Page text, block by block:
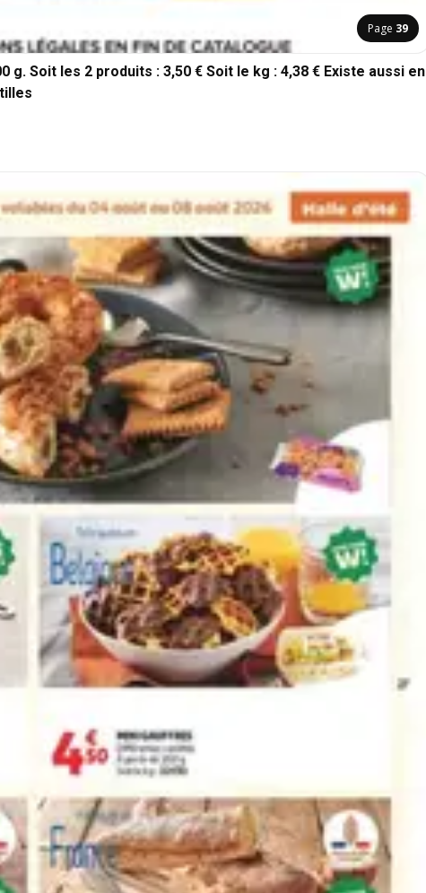
Page 39
g. Soit les 2 produits : 3,50 € Soit le kg : 4,38 € Existe aussi en